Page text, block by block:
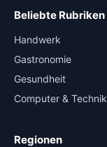
Beliebte Rubriken
Handwerk
Gastronomie
Gesundheit
Computer & Technik
Regionen